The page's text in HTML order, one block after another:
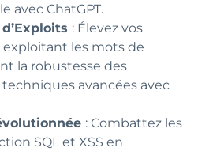
avec ChatGPT.
: Élevez vos
les mots de
la robustesse des
avancées avec
: Combattez les
SQL et XSS en